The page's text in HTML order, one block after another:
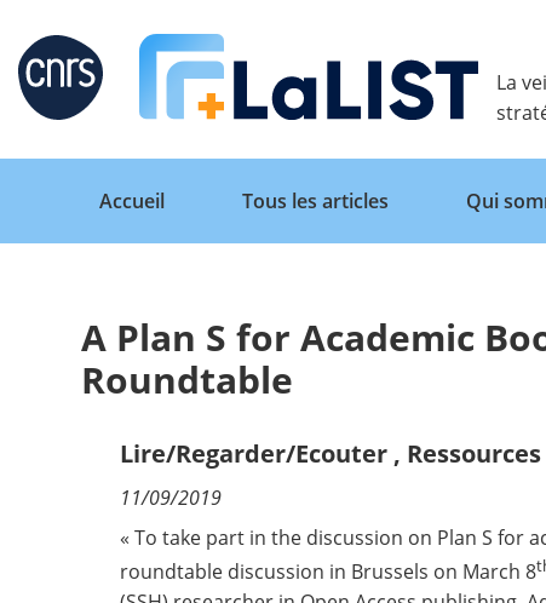
Retour
Accueil
Qui sommes nous ?
La
Accueil
Tous les articles Qui
A Plan S for Academic
Roundtable
Lire/Regarder/Ecouter ,
11/09/2019
« To take part in the discussion on Plan S for
roundtable discussion in Brussels on March 8